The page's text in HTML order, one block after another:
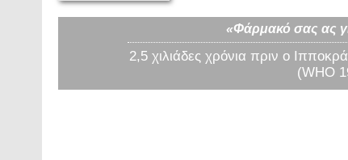
«Φάρμακό σας ας
2,5 χιλιάδες χρόνια πριν ο
(WHO